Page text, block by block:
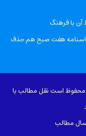
آن با فرهنگ
هفت صبح هم حذف
محفوظ است نقل مطالب با
مطالب